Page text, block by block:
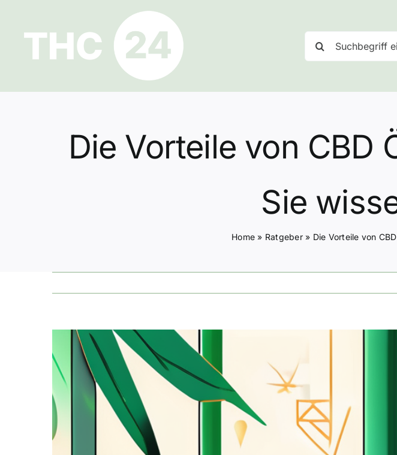
springen
nach:
Die Vorteile von CBD
Sie
Home » Ratgeber» Die Vorteile von
Zeige
grösseres
Bild